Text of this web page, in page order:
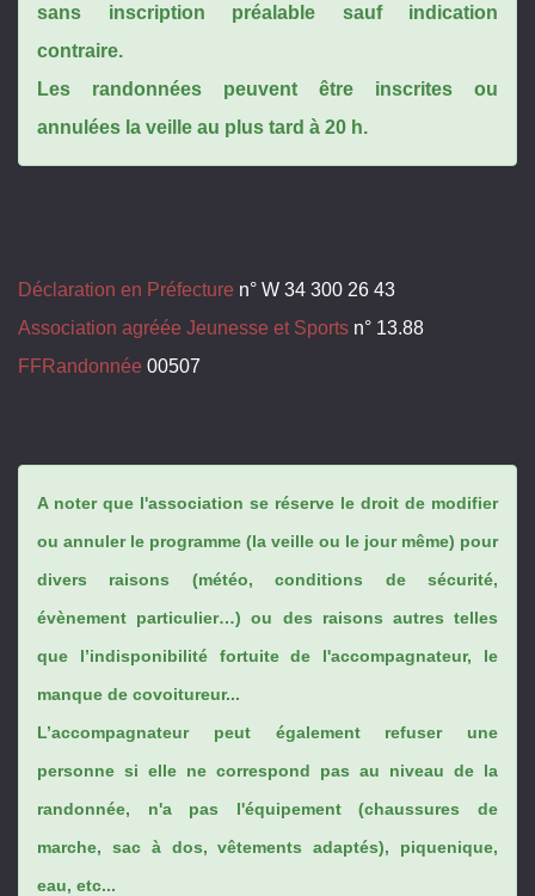
sans inscription préalable sauf indication
contraire.
Les randonnées peuvent être inscrites ou
annulées la veille au plus tard à 20 h.
Déclaration en Préfecture n° W 34 300 26 43
Association agréée Jeunesse et Sports n° 13.88
FFRandonnée 00507
A noter que l'association se réserve le droit de modifier
ou annuler le programme (la veille ou le jour même) pour
divers raisons (météo, conditions de sécurité,
évènement particulier…) ou des raisons autres telles
que l’indisponibilité fortuite de l'accompagnateur, le
manque de covoitureur...
L’accompagnateur peut également refuser une
personne si elle ne correspond pas au niveau de la
randonnée, n'a pas l'équipement (chaussures de
marche, sac à dos, vêtements adaptés), piquenique,
eau, etc...